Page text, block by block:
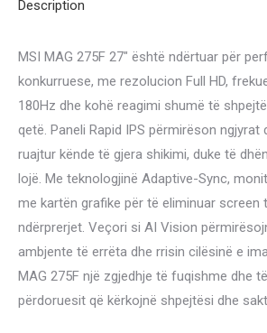
Description
MSI MAG 275F 27″ është ndërtuar për
konkurruese, me rezolucion Full HD,
180Hz dhe kohë reagimi shumë të
qetë. Paneli Rapid IPS përmirëson ngjyrat
ruajtur kënde të gjera shikimi, duke të
lojë. Me teknologjinë Adaptive-Sync,
me kartën grafike për të eliminuar screen
ndërprerjet. Veçori si AI Vision
ambjente të errëta dhe rrisin cilësinë e
MAG 275F një zgjedhje të fuqishme dhe
përdoruesit që kërkojnë shpejtësi dhe